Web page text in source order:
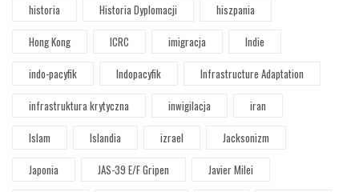
historia
Historia Dyplomacji
hiszpania
Hong Kong
ICRC imigracja
Indie
indo-pacyfik
Indopacyfik
Infrastructure Adaptation
infrastruktura krytyczna
inwigilacja
iran
Islam
Islandia izrael
Jacksonizm
Japonia
JAS-39 E/F Gripen
Javier Milei